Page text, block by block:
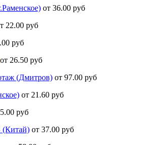
от 36.00 руб
22.00 руб
руб
от 26.50 руб
(Дмитров) от 97.00 руб
от 21.60 руб
руб
от 37.00 руб